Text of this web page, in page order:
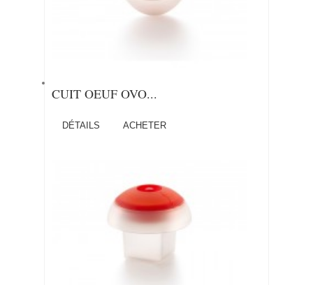
CUIT OEUF OVO...
DÉTAILS ACHETER